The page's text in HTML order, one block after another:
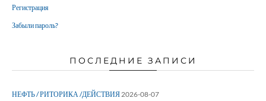
Регистрация
Забыли пароль?
ПОСЛЕДНИЕ ЗАПИСИ
НЕФТЬ / РИТОРИКА /ДЕЙСТВИЯ 2026-08-07